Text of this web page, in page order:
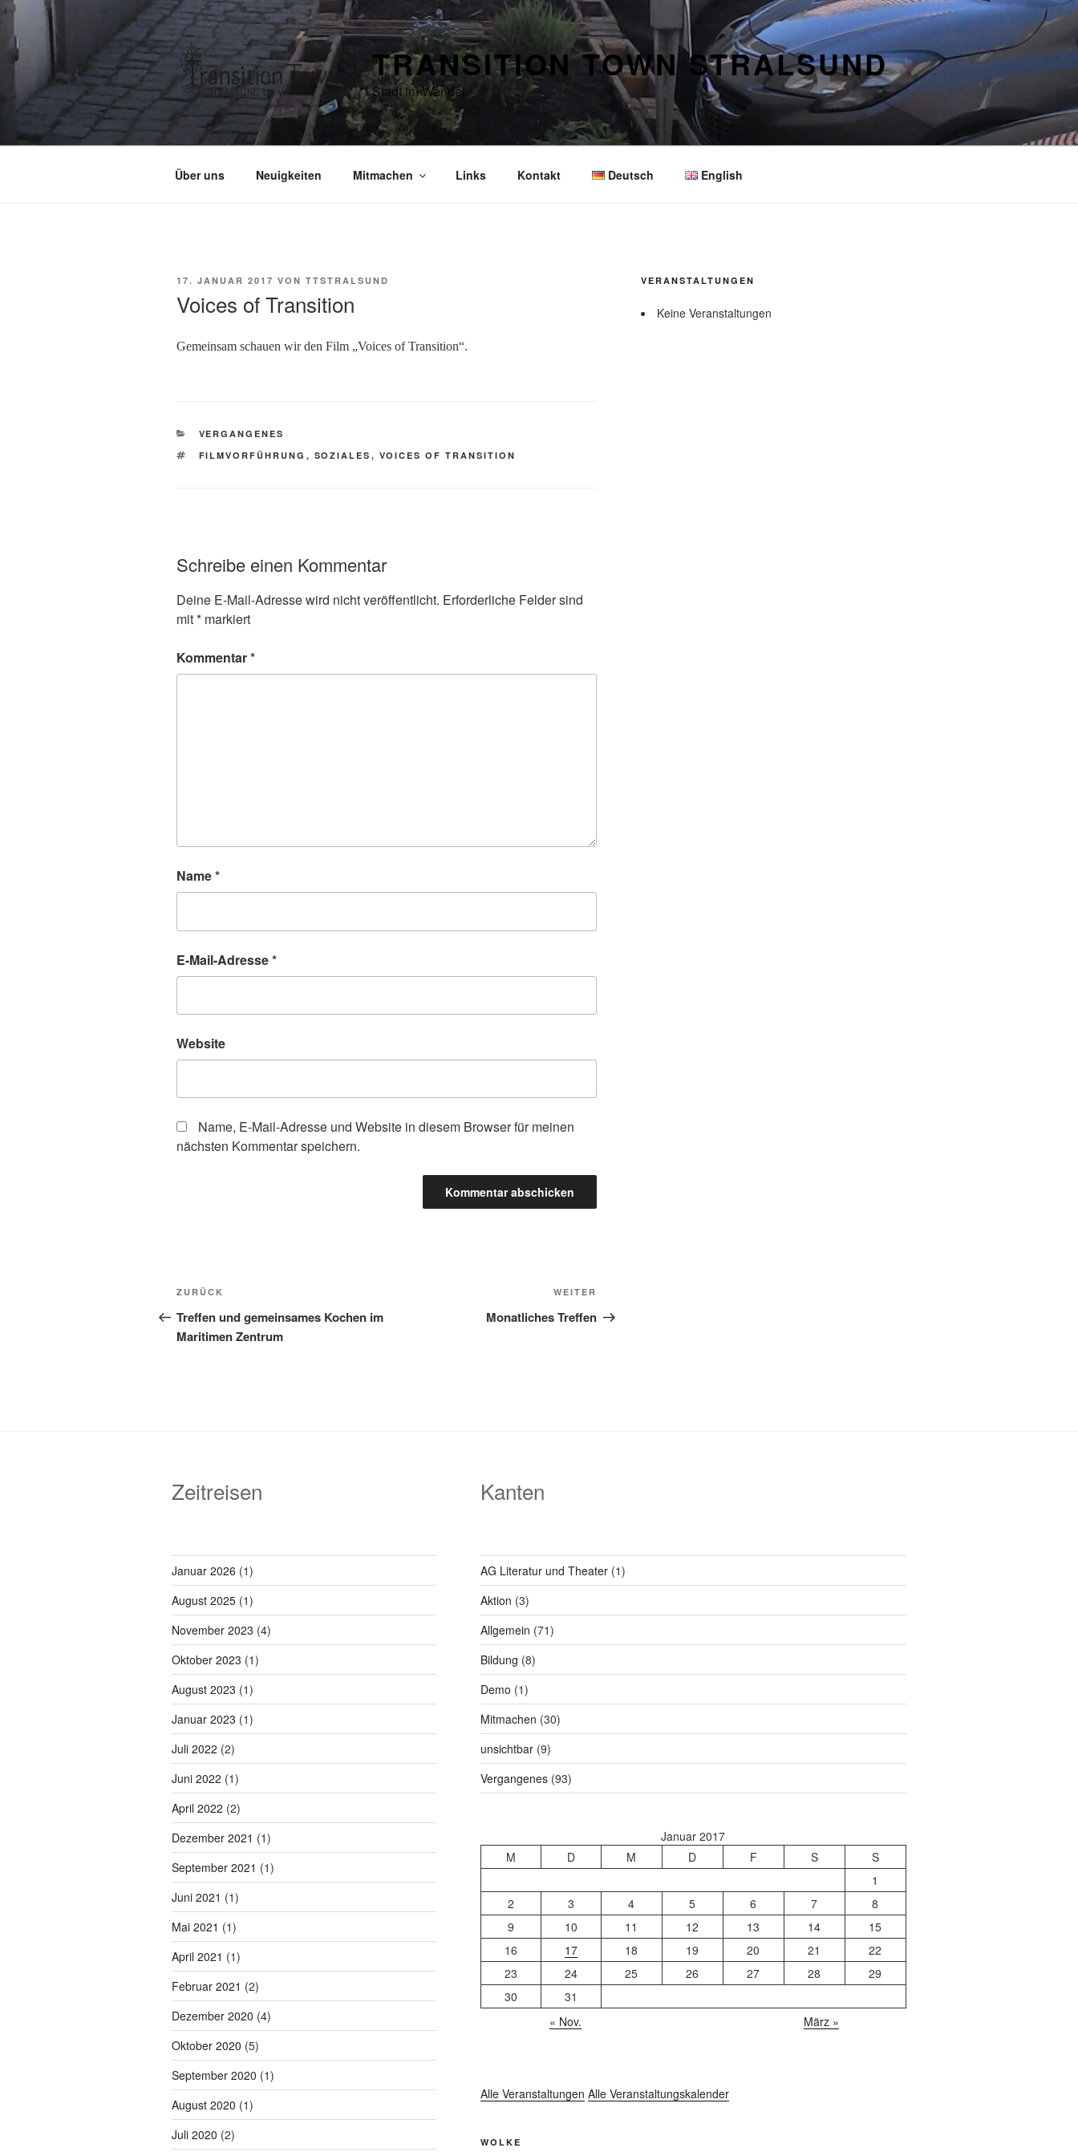
Zum
springen
TRANSITION TOWN STRALSUND
Stadt im Wandel
Über uns Neuigkeiten Mitmachen Links Kontakt Deutsch English
VERÖFFENTLICHT
17. JANUAR 2017 VON TTSTRALSUND
Voices of Transition
Gemeinsam schauen wir den Film „Voices of Transition“.
KATEGORIEN
VERGANGENES
SCHLAGWÖRTER
FILMVORFÜHRUNG , SOZIALES , VOICES OF TRANSITION
Schreibe einen Kommentar
Deine E-Mail-Adresse wird nicht veröffentlicht. Erforderliche Felder sind
mit* markiert
Kommentar*
Name*
E-Mail-Adresse*
Website
Name, E-Mail-Adresse und Website in diesem Browser für meinen
nächsten Kommentar speichern.
Beitragsnavigation
Vorheriger
Beitrag
ZURÜCK
Treffen und gemeinsames Kochen im
Maritimen Zentrum
Beitrag
WEITER
Monatliches Treffen
VERANSTALTUNGEN
Keine Veranstaltungen
Zeitreisen
Januar 2026 (1)
August 2025 (1)
November 2023 (4)
Oktober 2023 (1)
August 2023 (1)
Januar 2023 (1)
Juli 2022 (2)
Juni 2022 (1)
April 2022 (2)
Dezember 2021 (1)
September 2021 (1)
Juni 2021 (1)
Mai 2021 (1)
April 2021 (1)
Februar 2021 (2)
Dezember 2020 (4)
Oktober 2020 (5)
September 2020 (1)
August 2020 (1)
Juli 2020 (2)
Kanten
AG Literatur und Theater(1)
Aktion (3)
Allgemein (71)
Bildung (8)
Demo (1)
Mitmachen (30)
unsichtbar(9)
Vergangenes(93)
Januar 2017
M
D M D F S
S
1
2
3 4 5 6 7
8
9
10 11 12 13 14
15
16
17 18 19 20 21
22
23
24 25 26 27 28
29
30
31
« Nov.
März »
Alle Veranstaltungen Alle Veranstaltungskalender
WOLKE